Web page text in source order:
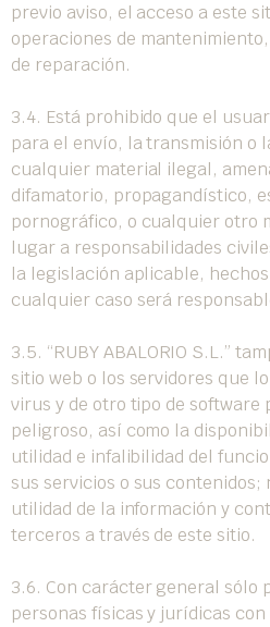
previo aviso, el acceso a este
operaciones de
de reparación.
3.4. Está prohibido que el
para el envío, la transmisión o
cualquier material ilegal,
difamatorio, propagandístico,
pornográfico, o cualquier otro
lugar a responsabilidades
la legislación aplicable,
cualquier caso será
3.5. “RUBY ABALORIO S.L.”
sitio web o los servidores que
virus y de otro tipo de software
peligroso, así como la
utilidad e infalibilidad del
sus servicios o sus
utilidad de la información y
terceros a través de este sitio.
3.6. Con carácter general sólo
personas físicas y jurídicas